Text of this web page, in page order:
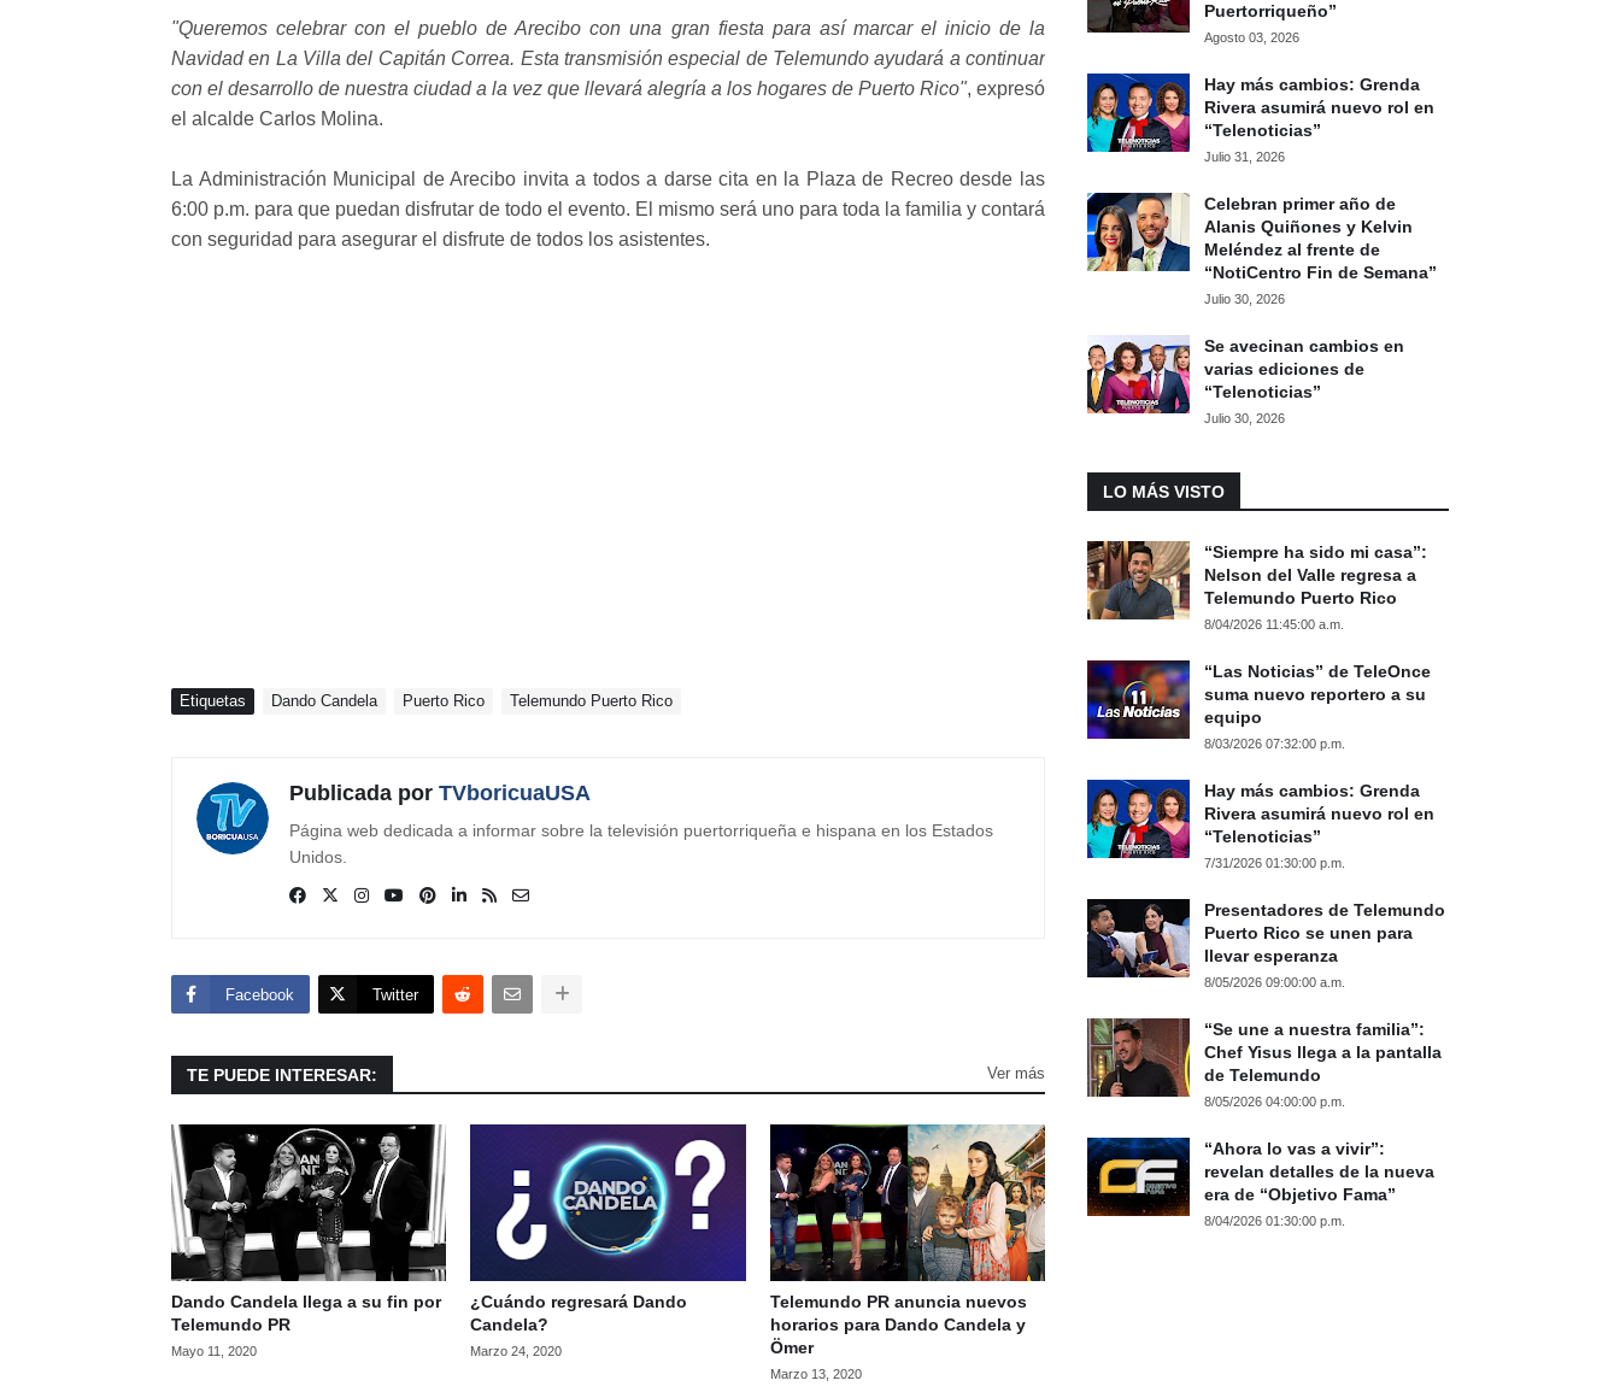
"Queremos celebrar con el pueblo de Arecibo con una gran fiesta para así marcar el inicio de la
Navidad en La Villa del Capitán Correa. Esta transmisión especial de Telemundo ayudará a continuar
con el desarrollo de nuestra ciudad a la vez que llevará alegría a los hogares de Puerto Rico", expresó
el alcalde Carlos Molina.
La Administración Municipal de Arecibo invita a todos a darse cita en la Plaza de Recreo desde las
6:00 p.m. para que puedan disfrutar de todo el evento. El mismo será uno para toda la familia y contará
con seguridad para asegurar el disfrute de todos los asistentes.
Etiquetas Dando Candela Puerto Rico Telemundo Puerto Rico
Publicada por TVboricuaUSA
Página web dedicada a informar sobre la televisión puertorriqueña e hispana en los Estados
Unidos.
Facebook Twitter
TE PUEDE INTERESAR: Ver más
Dando Candela llega a su fin por
Telemundo PR
Mayo 11, 2020
¿Cuándo regresará Dando
Candela?
Marzo 24, 2020
Telemundo PR anuncia nuevos
horarios para Dando Candela y
Ömer
Marzo 13, 2020
Puertorriqueño”
Agosto 03, 2026
Hay más cambios: Grenda
Rivera asumirá nuevo rol en
“Telenoticias”
Julio 31, 2026
Celebran primer año de
Alanis Quiñones y Kelvin
Meléndez al frente de
“NotiCentro Fin de Semana”
Julio 30, 2026
Se avecinan cambios en
varias ediciones de
“Telenoticias”
Julio 30, 2026
LO MÁS VISTO
“Siempre ha sido mi casa”:
Nelson del Valle regresa a
Telemundo Puerto Rico
8/04/2026 11:45:00 a.m.
“Las Noticias” de TeleOnce
suma nuevo reportero a su
equipo
8/03/2026 07:32:00 p.m.
Hay más cambios: Grenda
Rivera asumirá nuevo rol en
“Telenoticias”
7/31/2026 01:30:00 p.m.
Presentadores de Telemundo
Puerto Rico se unen para
llevar esperanza
8/05/2026 09:00:00 a.m.
“Se une a nuestra familia”:
Chef Yisus llega a la pantalla
de Telemundo
8/05/2026 04:00:00 p.m.
“Ahora lo vas a vivir”:
revelan detalles de la nueva
era de “Objetivo Fama”
8/04/2026 01:30:00 p.m.